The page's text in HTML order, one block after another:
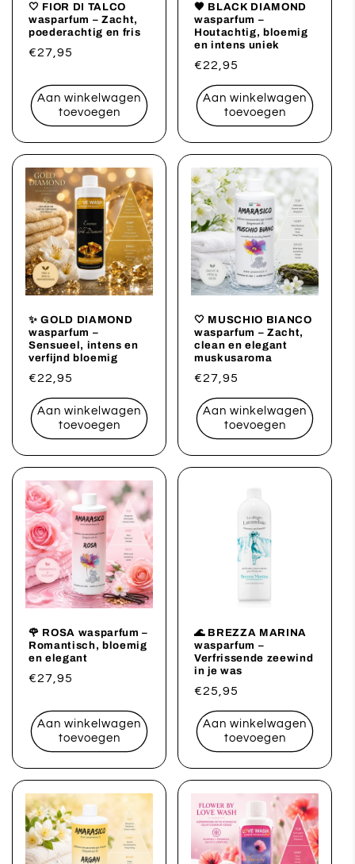
🤍 FIOR DI TALCO
wasparfum – Zacht,
poederachtig en fris
Normale
€27,95
Aan winkelwagen
toevoegen
🖤 BLACK DIAMOND
wasparfum –
Houtachtig, bloemig
en intens uniek
Normale
prijs
€22,95
Aan winkelwagen
toevoegen
✨ GOLD DIAMOND
wasparfum –
Sensueel, intens en
verfijnd bloemig
Normale
prijs
€22,95
Aan winkelwagen
toevoegen
🤍 MUSCHIO BIANCO
wasparfum – Zacht,
clean en elegant
muskusaroma
Normale
prijs
€27,95
Aan winkelwagen
toevoegen
🌹 ROSA wasparfum –
Romantisch, bloemig
en elegant
Normale
€27,95
Aan winkelwagen
toevoegen
🌊 BREZZA MARINA
wasparfum –
Verfrissende zeewind
in je was
Normale
prijs
€25,95
Aan winkelwagen
toevoegen